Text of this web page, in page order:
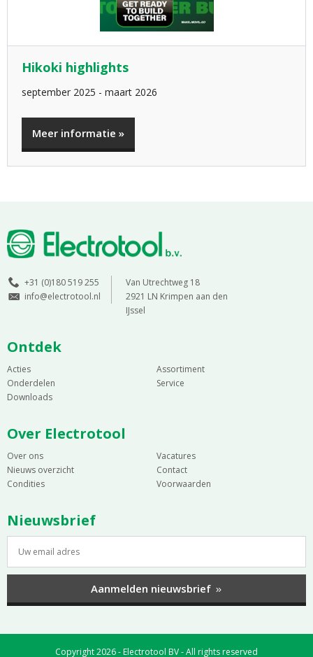
Hikoki highlights
september 2025 - maart 2026
Meer informatie »
+31 (0)180 519 255
info@electrotool.nl
Van Utrechtweg 18
2921 LN Krimpen aan den
IJssel
Ontdek
Acties
Assortiment
Onderdelen
Service
Downloads
Over Electrotool
Over ons
Vacatures
Nieuws overzicht
Contact
Condities
Voorwaarden
Nieuwsbrief
Aanmelden nieuwsbrief
Copyright 2026 - Electrotool BV - All rights reserved